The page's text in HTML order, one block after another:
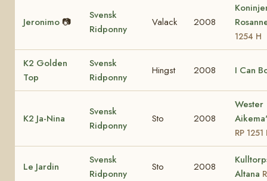
Jeronimo 📷
Svensk
Ridponny
Valack 2008
1254 H
K2 Golden
Top
Svensk
Ridponny
Hingst 2008 I Can
K2 Ja-Nina
Svensk
Ridponny
Sto 2008
Wester
RP 1251
Le Jardin
Svensk
Ridponny
Sto 2008
Altana